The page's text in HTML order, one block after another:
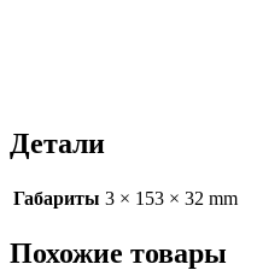
Детали
Габариты 3 × 153 × 32 mm
Похожие товары